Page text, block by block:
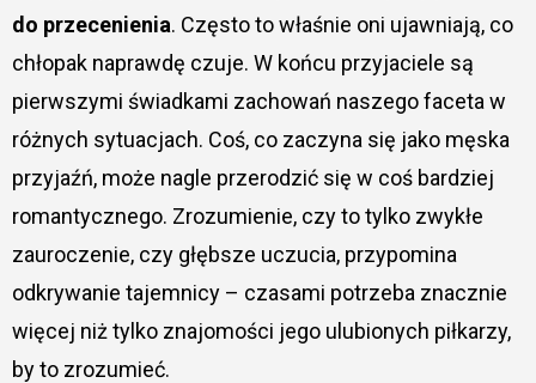
do przecenienia. Często to właśnie oni ujawniają, co
chłopak naprawdę czuje. W końcu przyjaciele są
pierwszymi świadkami zachowań naszego faceta w
różnych sytuacjach. Coś, co zaczyna się jako męska
przyjaźń, może nagle przerodzić się w coś bardziej
romantycznego. Zrozumienie, czy to tylko zwykłe
zauroczenie, czy głębsze uczucia, przypomina
odkrywanie tajemnicy – czasami potrzeba znacznie
więcej niż tylko znajomości jego ulubionych piłkarzy,
by to zrozumieć.